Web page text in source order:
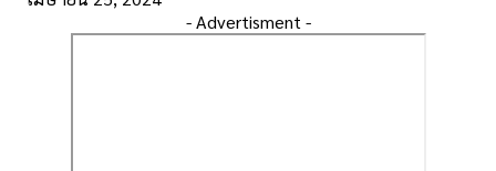
- Advertisment -